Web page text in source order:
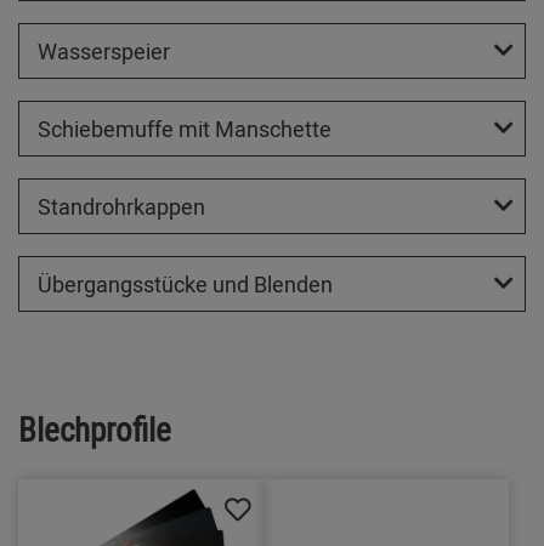
Wasserspeier
Schiebemuffe mit Manschette
Standrohrkappen
Übergangsstücke und Blenden
Blechprofile